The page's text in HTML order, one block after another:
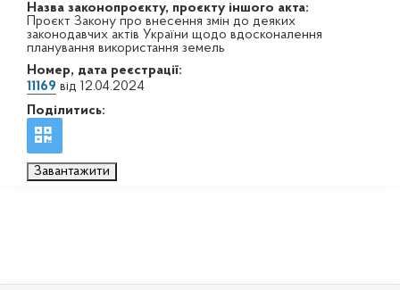
Назва законопроєкту, проєкту іншого акта:
Проєкт Закону про внесення змін до деяких
законодавчих актів України щодо вдосконалення
планування використання земель
Номер, дата реєстрації:
11169 від 12.04.2024
Поділитись:
Завантажити